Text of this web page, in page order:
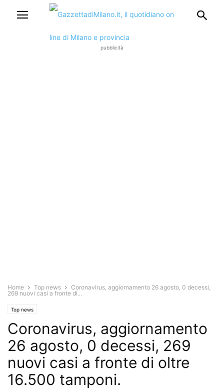
pubblicità
Home Top news
Coronavirus, aggiornamento 26 agosto, 0 decessi,
269 nuovi casi a fronte di...
Top news
Coronavirus, aggiornamento
26 agosto, 0 decessi, 269
nuovi casi a fronte di oltre
16.500 tamponi.